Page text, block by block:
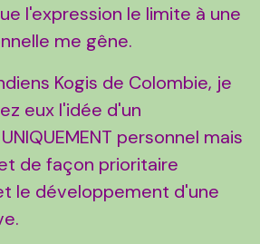
l'expression le limite à une
me gêne.
Kogis de Colombie, je
eux l'idée d'un
personnel mais
de façon prioritaire
le développement d'une